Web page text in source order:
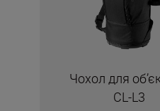
Чохол для
CL-L3